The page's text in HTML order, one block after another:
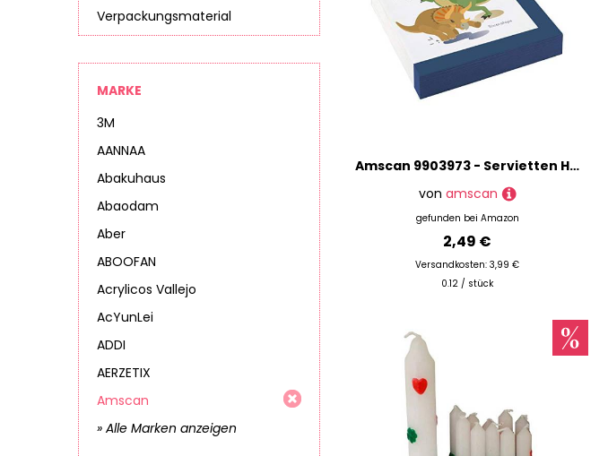
Verpackungsmaterial
MARKE
3M
AANNAA
Abakuhaus
Abaodam
Aber
ABOOFAN
Acrylicos Vallejo
AcYunLei
ADDI
AERZETIX
Amscan
» Alle Marken anzeigen
Amscan 9903973 - Servietten Happy Dinosaur, 20 Stück, 33 x 33 cm, Mottoparty
von amscan
gefunden bei Amazon
2,49 €
Versandkosten: 3,99 €
0.12 / stück